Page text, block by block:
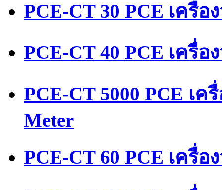
PCE-CT 30 PCE เครื่
PCE-CT 40 PCE เครื่
PCE-CT 5000 PCE เ
Meter
PCE-CT 60 PCE เครื่